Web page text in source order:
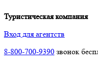
Туристическая компания
Вход для агентств
8-800-700-9390 звонок